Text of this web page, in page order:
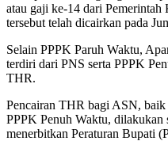
atau gaji ke-14 dari
tersebut telah dicairkan pada
Selain PPPK Paruh Waktu,
terdiri dari PNS serta PPPK
THR.
Pencairan THR bagi ASN,
PPPK Penuh Waktu, dilakukan
menerbitkan Peraturan Bupati